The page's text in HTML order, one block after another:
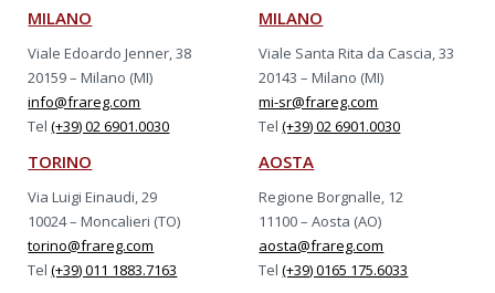
MILANO
Viale Edoardo Jenner, 38
20159 – Milano (MI)
info@frareg.com
Tel(+39) 02 6901.0030
MILANO
Viale Santa Rita da Cascia, 33
20143 – Milano (MI)
mi-sr@frareg.com
Tel(+39) 02 6901.0030
TORINO
Via Luigi Einaudi, 29
10024 – Moncalieri (TO)
torino@frareg.com
Tel(+39) 011 1883.7163
AOSTA
Regione Borgnalle, 12
11100 – Aosta (AO)
aosta@frareg.com
Tel(+39) 0165 175.6033